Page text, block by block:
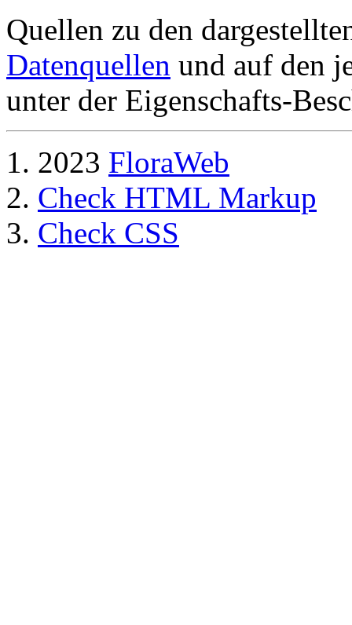
Quellen zu den
Datenquellen und auf den
unter der Eigenschafts-
2023 FloraWeb
Check HTML Markup
Check CSS